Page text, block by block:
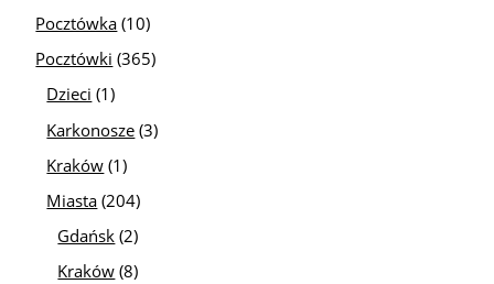
Pocztówka (10)
Pocztówki (365)
Dzieci (1)
Karkonosze (3)
Kraków (1)
Miasta (204)
Gdańsk (2)
Kraków (8)